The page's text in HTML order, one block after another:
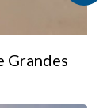
Grandes